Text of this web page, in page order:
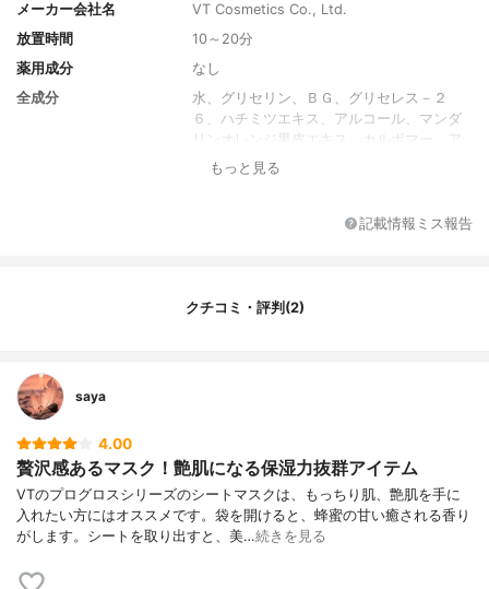
メーカー会社名
VT Cosmetics Co., Ltd.
放置時間
10～20分
薬用成分
なし
全成分
水、グリセリン、ＢＧ、グリセレス－２
６、ハチミツエキス、アルコール、マンダ
リンオレンジ果皮エキス、カルボマー、ア
ルギニン、ベタイン、（アクリル酸ヒドロ
マシ油、ヒドロキシエチルセルロース、ヒ
オール、カカオエキス、ポリソルベート６
内容量
28g×6枚
香り
香料使用
製造国
韓国
内容量のバリエーション
なし
もっと見る
記載情報ミス報告
クチコミ・評判(2)
saya
4.00
贅沢感あるマスク！艶肌になる保湿力抜群アイテム
VTのプログロスシリーズのシートマスクは、もっちり肌、艶肌を手に
入れたい方にはオススメです。袋を開けると、蜂蜜の甘い癒される香り
がします。シートを取り出すと、美…続きを見る